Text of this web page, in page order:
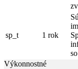
sp_t 1 rok
Výkonnostné